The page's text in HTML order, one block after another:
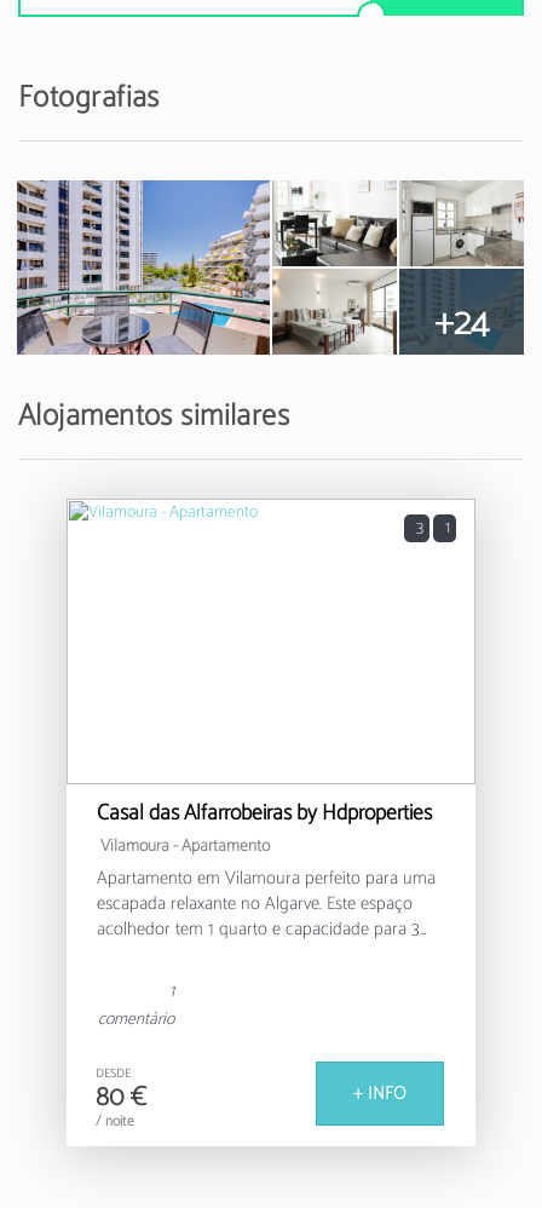
Fotografias
+24
Alojamentos similares
3 1
Casal das Alfarrobeiras by Hdproperties
Vilamoura -Apartamento
Apartamento em Vilamoura perfeito para uma
escapada relaxante no Algarve. Este espaço
acolhedor tem 1 quarto e capacidade para 3
conveniência.
O apartamento está estrategicamente
localizado perto de tudo o que precisas. A
apenas 300 metros encontras o campo de
golfe Dom Pedro Laguna Golf Course, ideal se
és fã deste desporto. O Lago de Vilamoura está
1
comentário
DESDE
80 €
/ noite
+ INFO